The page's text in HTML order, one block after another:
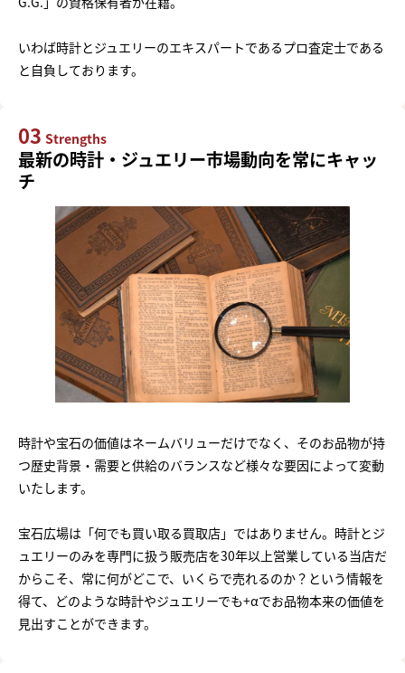
いわば時計とジュエリーのエキスパートであるプロ査定士である
と自負しております。
03 Strengths
最新の時計・ジュエリー市場動向を常にキャッ
チ
時計や宝石の価値はネームバリューだけでなく、そのお品物が持
つ歴史背景・需要と供給のバランスなど様々な要因によって変動
いたします。
宝石広場は「何でも買い取る買取店」ではありません。時計とジ
ュエリーのみを専門に扱う販売店を30年以上営業している当店だ
からこそ、常に何がどこで、いくらで売れるのか？という情報を
得て、どのような時計やジュエリーでも+αでお品物本来の価値を
見出すことができます。